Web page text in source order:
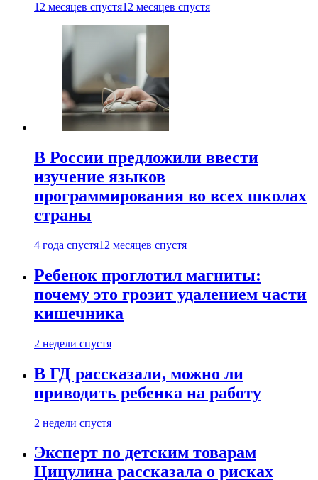
12 месяцев спустя12 месяцев спустя
В России предложили ввести
изучение языков
программирования во всех школах
страны
4 года спустя12 месяцев спустя
Ребенок проглотил магниты:
почему это грозит удалением части
кишечника
2 недели спустя
В ГД рассказали, можно ли
приводить ребенка на работу
2 недели спустя
Эксперт по детским товарам
Цицулина рассказала о рисках